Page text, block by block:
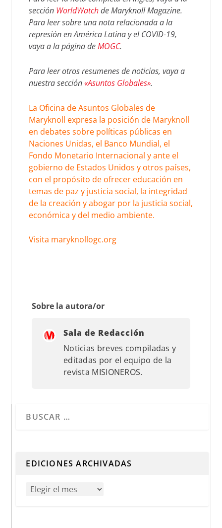
sección WorldWatchde Maryknoll Magazine.
Para leer sobre una nota relacionada a la
represión en América Latina y el COVID-19,
vaya a la página deMOGC.
Para leer otros resumenes de noticias, vaya a
nuestra sección«Asuntos Globales».
La Oficina de Asuntos Globales de
Maryknoll expresa la posición de Maryknoll
en debates sobre políticas públicas en
Naciones Unidas, el Banco Mundial, el
Fondo Monetario Internacional y ante el
gobierno de Estados Unidos y otros países,
con el propósito de ofrecer educación en
temas de paz y justicia social, la integridad
de la creación y abogar por la justicia social,
económica y del medio ambiente.
Visita maryknollogc.org
Sobre la autora/or
Sala de Redacción
Noticias breves compiladas y
editadas por el equipo de la
revista MISIONEROS.
EDICIONES ARCHIVADAS